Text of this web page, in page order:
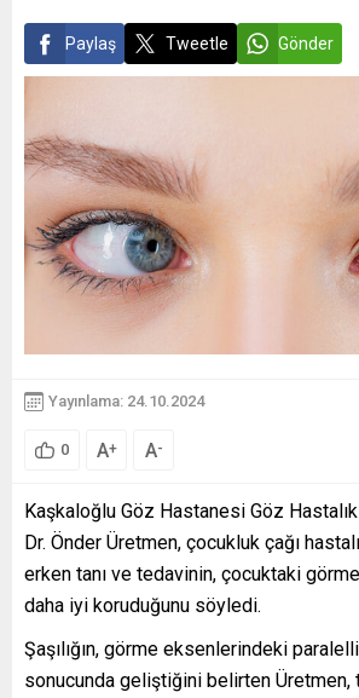
Paylaş Tweetle Gönder
Yayınlama: 24.10.2024
0 A+ A-
Kaşkaloğlu Göz Hastanesi Göz
Dr. Önder Üretmen, çocukluk çağı
erken tanı ve tedavinin, çocuktaki
daha iyi koruduğunu söyledi.
Şaşılığın, görme eksenlerindeki
sonucunda geliştiğini belirten Üretmen,